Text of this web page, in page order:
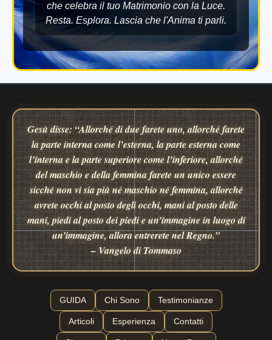
che celebra il tuo Matrimonio con la Luce.
Resta. Esplora. Lascia che l'Anima ti parli.
Gesù disse: “Allorché di due farete uno, allorché farete
la parte interna come l’esterna, la parte esterna come
l’interna e la parte superiore come l’inferiore, allorché
del maschio e della femmina farete un unico essere
sicché non vi sia più né maschio né femmina, allorché
avrete occhi al posto degli occhi, mani al posto delle
mani, piedi al posto dei piedi e un’immagine in luogo di
un’immagine, allora entrerete nel Regno.”
– Vangelo di Tommaso
GUIDA Chi Sono Testimonianze
Articoli Esperienza Contatti